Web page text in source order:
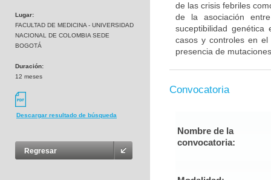
Lugar:
FACULTAD DE MEDICINA - UNIVERSIDAD
NACIONAL DE COLOMBIA SEDE
BOGOTÁ
Duración:
12 meses
Descargar resultado de búsqueda
Regresar
de las crisis febriles
de la asociación
suceptibilidad
casos y controles en
presencia de
Convocatoria
Nombre de la
convocatoria: